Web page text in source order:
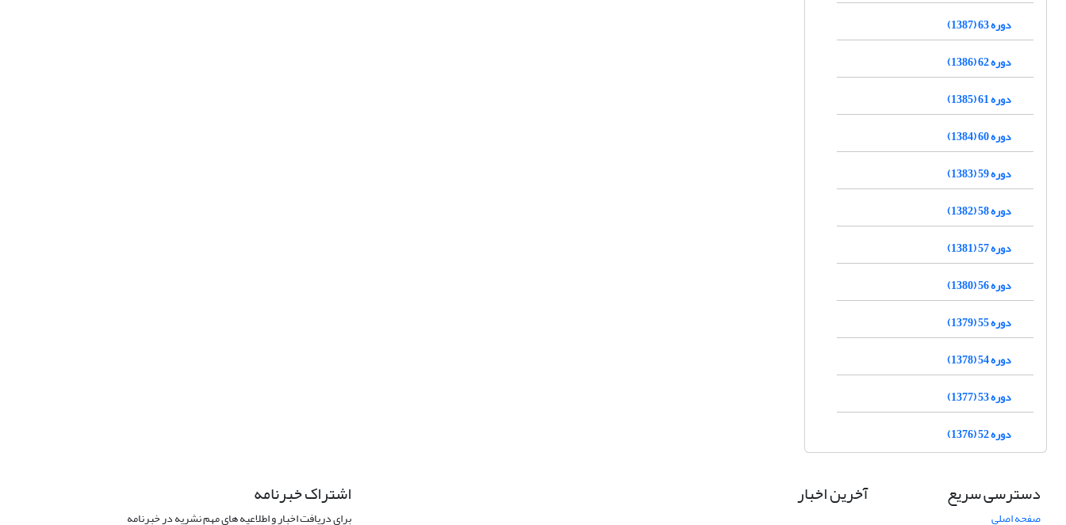
دوره 63 (1387)
دوره 62 (1386)
دوره 61 (1385)
دوره 60 (1384)
دوره 59 (1383)
دوره 58 (1382)
دوره 57 (1381)
دوره 56 (1380)
دوره 55 (1379)
دوره 54 (1378)
دوره 53 (1377)
دوره 52 (1376)
دسترسی سریع
صفحه اصلی
آخرین اخبار اشتراک خبرنامه
برای دریافت اخبار و اطلاعیه های مهم نشریه در خبرنامه